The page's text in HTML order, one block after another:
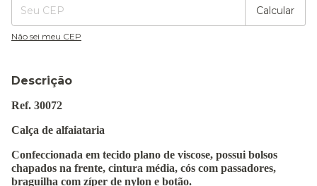
Calcular
Não sei meu CEP
Descrição
Ref. 30072
Calça de alfaiataria
Confeccionada em tecido plano de viscose, possui bolsos
chapados na frente, cintura média, cós com passadores,
braguilha com zíper de nylon e botão.